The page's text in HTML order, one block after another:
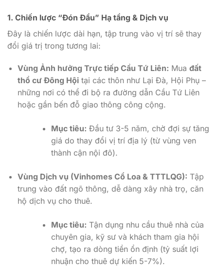
1. Chiến lược “Đón Đầu” Hạ tầng & Dịch vụ
Đây là chiến lược dài hạn, tập trung vào vị trí sẽ thay
đổi giá trị trong tương lai:
Vùng Ảnh hưởng Trực tiếp Cầu Tứ Liên: Mua đất
thổ cư Đông Hộitại các thôn như Lại Đà, Hội Phụ –
những nơi có thể đi bộ ra đường dẫn Cầu Tứ Liên
hoặc gần bến đỗ giao thông công cộng.
Mục tiêu: Đầu tư 3-5 năm, chờ đợi sự tăng
giá do thay đổi vị trí địa lý (từ vùng ven
thành cận nội đô).
Vùng Dịch vụ (Vinhomes Cổ Loa & TTTLQG): Tập
trung vào đất ngõ thông, dễ dàng xây nhà trọ, căn
hộ dịch vụ cho thuê.
Mục tiêu: Tận dụng nhu cầu thuê nhà của
chuyên gia, kỹ sư và khách tham gia hội
chợ, tạo ra dòng tiền ổn định (tỷ suất lợi
nhuận cho thuê dự kiến 5-7%).